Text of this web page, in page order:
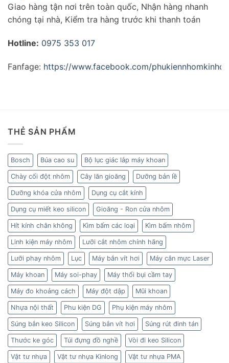
Giao hàng tận nơi trên toàn quốc, Nhận hàng nhanh
chóng tại nhà, Kiểm tra hàng trước khi thanh toán
Hotline: 0975 353 017
Fanfage: https://www.facebook.com/
THẺ SẢN PHẨM
Bosch Búa cao su Bộ lục giác lắp máy khoan
Chày cối đột nhôm Cây lăn gioăng Dưỡng bản lề
Dưỡng khóa cửa nhôm Dụng cụ cắt kính
Dụng cụ miết keo silicon Gioăng - Ron cửa nhôm
Hít kính chân không Kìm bấm các loại Kìm bấm nhôm
Linh kiện máy nhôm Lưỡi cắt nhôm chính hãng
Lưỡi phay nhôm Lục Máy bắn vít hơi Máy cân mực Laser
Máy khoan Máy soi-phay Máy thổi bụi cầm tay
Máy đo khoảng cách Máy đột dập Mũi khoan
Nhựa nội thất Phu kiện DG Phụ kiện máy nhôm
Súng bắn keo Silicon Súng bắn vít hơi Súng rút đinh tán
Thước ke góc Túi đựng đồ nghề Vòi đi keo Silicon
Vật tư nhựa Vật tư nhựa Kinlong Vật tư nhựa PMA